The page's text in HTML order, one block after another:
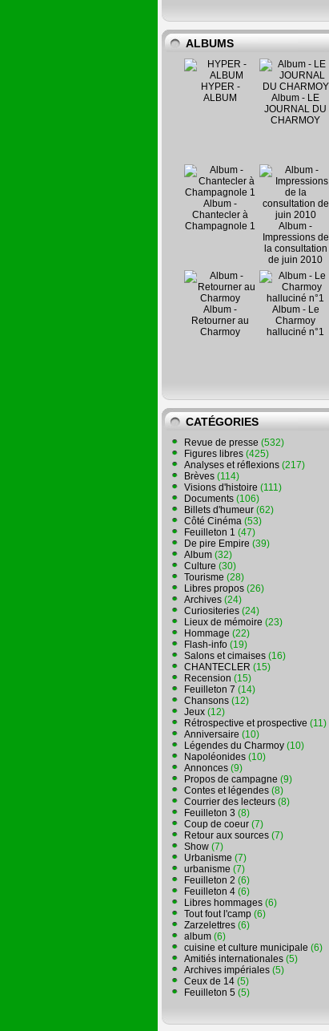
ALBUMS
HYPER -
ALBUM
Album - LE
JOURNAL DU
CHARMOY
Album -
Chantecler à
Champagnole 1
Album -
Impressions de
la consultation
de juin 2010
Album -
Retourner au
Charmoy
Album - Le
Charmoy
halluciné n°1
CATÉGORIES
Revue de presse (532)
Figures libres (425)
Analyses et réflexions (217)
Brèves (114)
Visions d'histoire (111)
Documents (106)
Billets d'humeur (62)
Côté Cinéma (53)
Feuilleton 1 (47)
De pire Empire (39)
Album (32)
Culture (30)
Tourisme (28)
Libres propos (26)
Archives (24)
Curiositeries (24)
Lieux de mémoire (23)
Hommage (22)
Flash-info (19)
Salons et cimaises (16)
CHANTECLER (15)
Recension (15)
Feuilleton 7 (14)
Chansons (12)
Jeux (12)
Rétrospective et prospective (11)
Anniversaire (10)
Légendes du Charmoy (10)
Napoléonides (10)
Annonces (9)
Propos de campagne (9)
Contes et légendes (8)
Courrier des lecteurs (8)
Feuilleton 3 (8)
Coup de coeur (7)
Retour aux sources (7)
Show (7)
Urbanisme (7)
urbanisme (7)
Feuilleton 2 (6)
Feuilleton 4 (6)
Libres hommages (6)
Tout fout l'camp (6)
Zarzelettres (6)
album (6)
cuisine et culture municipale (6)
Amitiés internationales (5)
Archives impériales (5)
Ceux de 14 (5)
Feuilleton 5 (5)